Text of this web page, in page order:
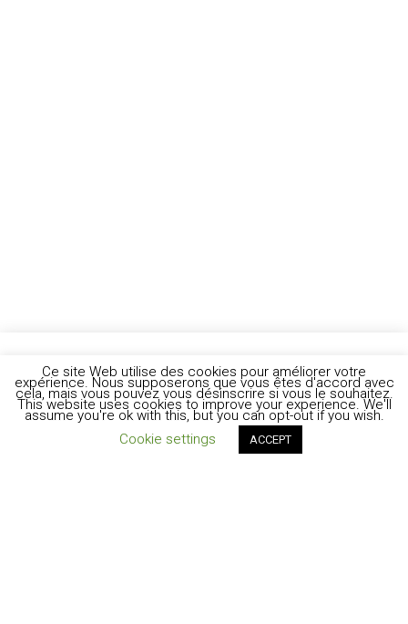
Ce site Web utilise des cookies pour améliorer votre
expérience. Nous supposerons que vous êtes d'accord avec
cela, mais vous pouvez vous désinscrire si vous le souhaitez.
This website uses cookies to improve your experience. We'll
assume you're ok with this, but you can opt-out if you wish.
Cookie settings
ACCEPT